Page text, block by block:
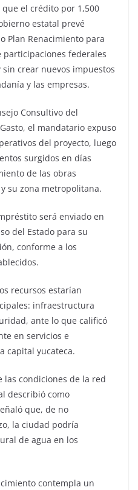
que el crédito por 1,500
estatal prevé
Plan Renacimiento para
federales
crear nuevos impuestos
y las empresas.
Consultivo del
el mandatario expuso
del proyecto, luego
surgidos en días
de las obras
su zona metropolitana.
será enviado en
del Estado para su
conforme a los
recursos estarían
infraestructura
ante lo que calificó
en servicios e
capital yucateca.
condiciones de la red
describió como
que, de no
la ciudad podría
de agua en los
contempla un